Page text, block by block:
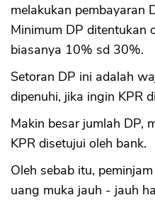
melakukan pembayaran
Minimum DP ditentukan
biasanya 10% sd 30%.
Setoran DP ini adalah
dipenuhi, jika ingin KPR
Makin besar jumlah DP,
KPR disetujui oleh bank.
Oleh sebab itu,
uang muka jauh - jauh